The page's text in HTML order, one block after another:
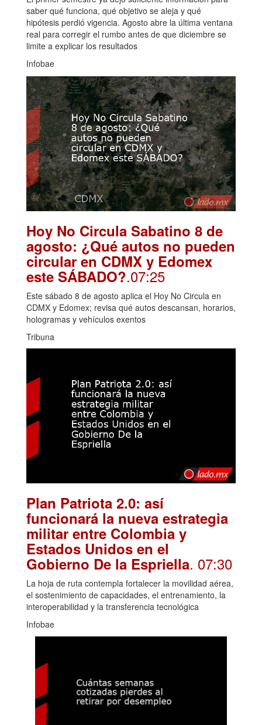
saber qué funciona, qué objetivo se aleja y qué
hipótesis perdió vigencia. Agosto abre la última ventana
real para corregir el rumbo antes de que diciembre se
limite a explicar los resultados
Infobae
Hoy No Circula Sabatino 8 de
agosto: ¿Qué autos no pueden
circular en CDMX y Edomex
este SÁBADO?.07:25
Este sábado 8 de agosto aplica el Hoy No Circula en
CDMX y Edomex; revisa qué autos descansan, horarios,
hologramas y vehículos exentos
Tribuna
Plan Patriota 2.0: así
funcionará la nueva estrategia
militar entre Colombia y
Estados Unidos en el
Gobierno De la Espriella. 07:30
La hoja de ruta contempla fortalecer la movilidad aérea,
el sostenimiento de capacidades, el entrenamiento, la
interoperabilidad y la transferencia tecnológica
Infobae